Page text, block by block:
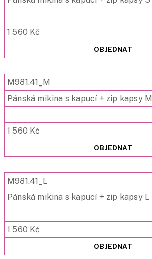
1 560 Kč
OBJEDNAT
M981.41_M
Pánská mikina s kapucí + zip kapsy M
1 560 Kč
OBJEDNAT
M981.41_L
Pánská mikina s kapucí + zip kapsy L
1 560 Kč
OBJEDNAT